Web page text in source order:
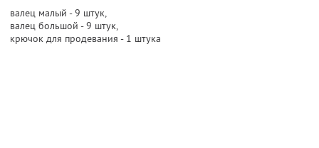
валец малый - 9 штук,
валец большой - 9 штук,
крючок для продевания - 1 штука